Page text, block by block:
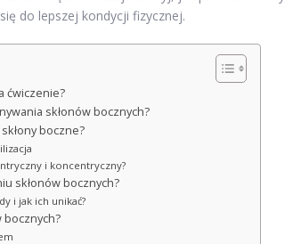
do lepszej kondycji fizycznej.
ćwiczenie?
skłonów bocznych?
boczne?
i koncentryczny?
skłonów bocznych?
i jak ich unikać?
bocznych?